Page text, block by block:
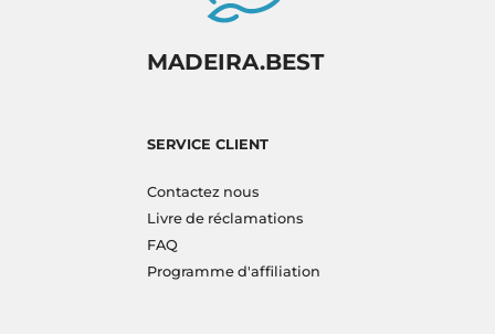
MADEIRA.BEST
SERVICE CLIENT
Contactez nous
Livre de réclamations
FAQ
Programme d'affiliation